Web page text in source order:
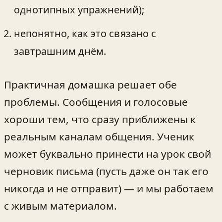
однотипных упражнений);
непонятно, как это связано с
завтрашним днём.
Практичная домашка решает обе
проблемы. Сообщения и голосовые
хороши тем, что сразу приближены к
реальным каналам общения. Ученик
может буквально принести на урок свой
черновик письма (пусть даже он так его
никогда и не отправит) — и мы работаем
с живым материалом.